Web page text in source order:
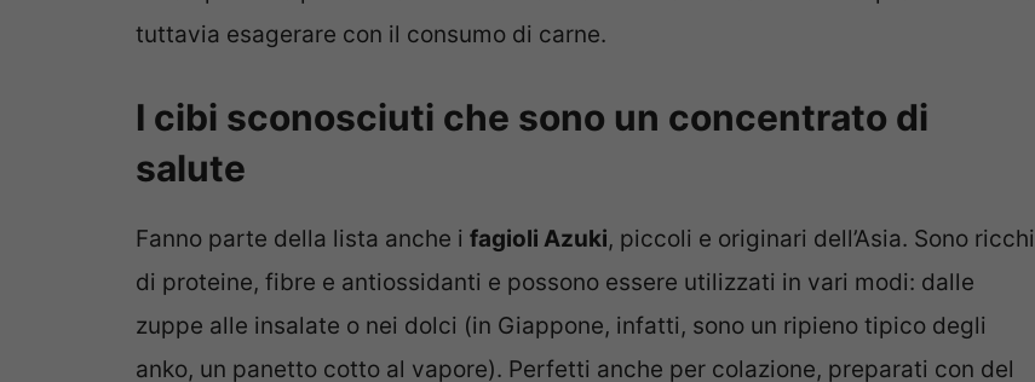
tuttavia esagerare con il consumo di carne.
I cibi sconosciuti che sono un concentrato di
salute
Fanno parte della lista anche i fagioli Azuki, piccoli e originari dell’Asia. Sono ricchi
di proteine, fibre e antiossidanti e possono essere utilizzati in vari modi: dalle
zuppe alle insalate o nei dolci (in Giappone, infatti, sono un ripieno tipico degli
anko, un panetto cotto al vapore). Perfetti anche per colazione, preparati con del